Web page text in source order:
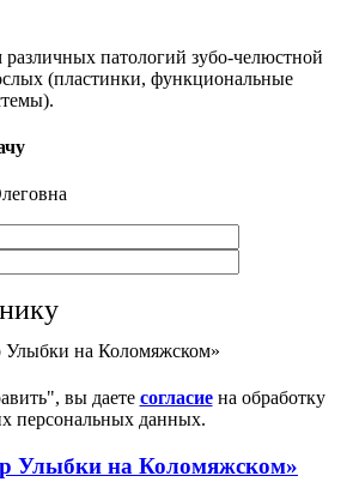
различных патологий зубо-челюстной
(пластинки, функциональные
на Коломяжском»
вы даете согласиена обработку
персональных данных.
Улыбки на Коломяжском»